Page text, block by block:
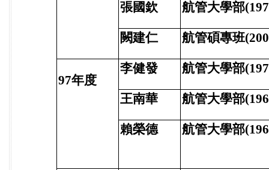
張國欽 航管大學部
闕建仁 航管碩專班
97年度
李健發 航管大學部
王南華 航管大學部
賴榮德 航管大學部